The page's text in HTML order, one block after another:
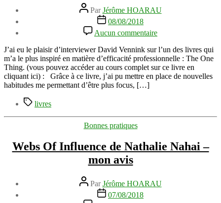
Auteur
de
l’article
ParJérôme HOARAU
Date
l’article
08/08/2018
Aucun commentaire
The
One
Thing
de
Gary
Keller
–
sur
ce
J’ai eu le plaisir d’interviewer David Vennink sur l’un des livres qui
m’a le plus inspiré en matière d’efficacité professionnelle : The One
Thing. (vous pouvez accéder au cours complet sur ce livre en
cliquant ici) : Grâce à ce livre, j’ai pu mettre en place de nouvelles
habitudes me permettant d’être plus focus, […]
Étiquettes
livres
Catégories
Bonnes pratiques
Webs Of Influence de Nathalie Nahai –
mon avis
Auteur
de
l’article
ParJérôme HOARAU
Date07/08/2018